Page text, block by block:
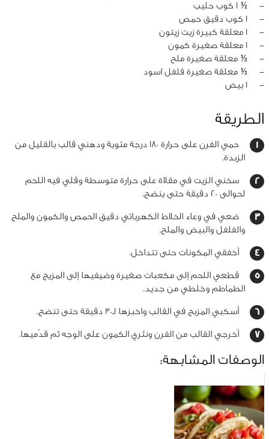
‏-
½ 1 كوب حليب
‏-
1 كوب دقيق حمص
‏-
1 معلقة كبيرة زيت زيتون
‏-
1 معلقة صغيرة كمون
‏-
½ معلقة صغيرة ملح
‏-
½ معلقة صغيرة فلفل اسود
‏-
1 بيض
الطريقة
حمي الفرن على حرارة 180 درجة مئوية ودهني قالب بالقليل من
الزبدة.
سخني الزيت في مقلاة على حرارة متوسطة وقلي فيه اللحم
لحوالى 20 دقيقة حتى ينضج.
ضعي في وعاء الخلاط الكهربائي دقيق الحمص والكمون والملح
والفلفل والبيض والملح.
أخفقي المكونات حتى تتداخل.
قطعي اللحم إلى مكعبات صغيرة وضيفيها إلى المزيج مع
الطماطم وخلطي من جديد.
أسكبي المزبج في القالب واخبزها لـ30 دقيقة حتى تنضج.
أخرجي القالب من الفرن ونثري الكمون على الوجه ثم قدّميها.
الوصفات المشابهة: